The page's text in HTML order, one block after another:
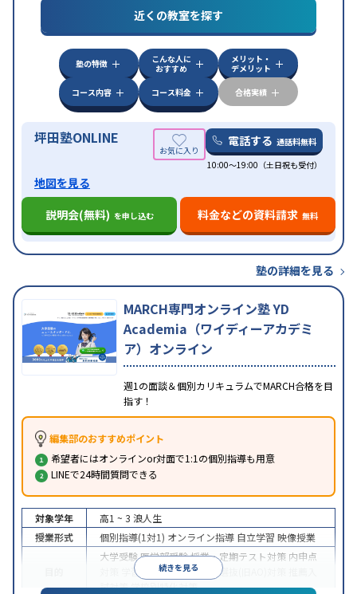
共通テスト対策英検(英語検定)対策
その
特徴
中高一貫校生に対応授業の振替可能 不登校生に対
学習にPC・タブレットを利用オンライン対応
科目から受講可能季節講習のみの受講可発達障害
の子どもに対応
近くの教室を探す
塾の特徴
こんな人に
おすすめ
メリット・
デメリット
コース内容
コース料金 合格実績
坪田塾ONLINE 電話する 通話料無料
10:00～19:00（土日祝も受付）
地図を見る
説明会(無料) を申し込む 料金などの資料請求 無料
塾の詳細を見る
MARCH専門オンライン塾 YD
Academia（ワイディーアカデミ
ア）オンライン
週1の面談＆個別カリキュラムでMARCH合格を目
指す！
編集部のおすすめポイント
希望者にはオンラインor対面で1:1の個別指導も用意
LINEで24時間質問できる
続きを見る
対象学年 高1 ~ 3 浪人生
授業形式
個別指導(1対1) オンライン指導 自立学習 映像授業
大学受験医学部受験授業・定期テスト対策 内申点
学習習慣の定着 総合型選抜(旧AO)対策
試対策学校別特化対策